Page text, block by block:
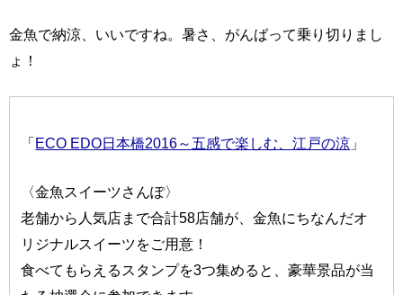
金魚で納涼、いいですね。暑さ、がんばって乗り切りまし
ょ！
「ECO EDO日本橋2016～五感で楽しむ、江戸の涼 」
〈金魚スイーツさんぽ〉
老舗から人気店まで合計58店舗が、金魚にちなんだオ
リジナルスイーツをご用意！
食べてもらえるスタンプを3つ集めると、豪華景品が当